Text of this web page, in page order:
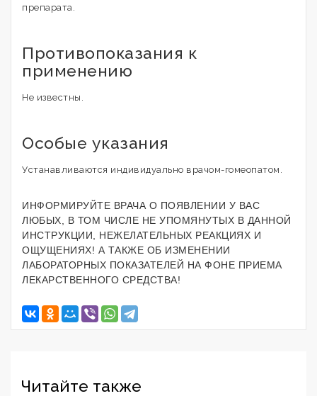
препарата.
Противопоказания к
применению
Не известны.
Особые указания
Устанавливаются индивидуально врачом-гомеопатом.
ИНФОРМИРУЙТЕ ВРАЧА О ПОЯВЛЕНИИ У ВАС
ЛЮБЫХ, В ТОМ ЧИСЛЕ НЕ УПОМЯНУТЫХ В ДАННОЙ
ИНСТРУКЦИИ, НЕЖЕЛАТЕЛЬНЫХ РЕАКЦИЯХ И
ОЩУЩЕНИЯХ! А ТАКЖЕ ОБ ИЗМЕНЕНИИ
ЛАБОРАТОРНЫХ ПОКАЗАТЕЛЕЙ НА ФОНЕ ПРИЕМА
ЛЕКАРСТВЕННОГО СРЕДСТВА!
Читайте также